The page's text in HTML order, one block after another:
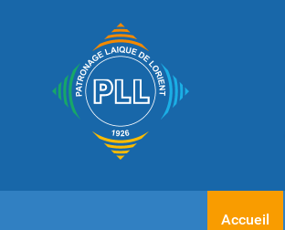
Accueil